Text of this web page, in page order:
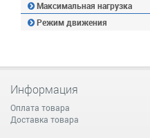
Максимальная нагрузка
Режим движения
Информация
Оплата товара
Доставка товара